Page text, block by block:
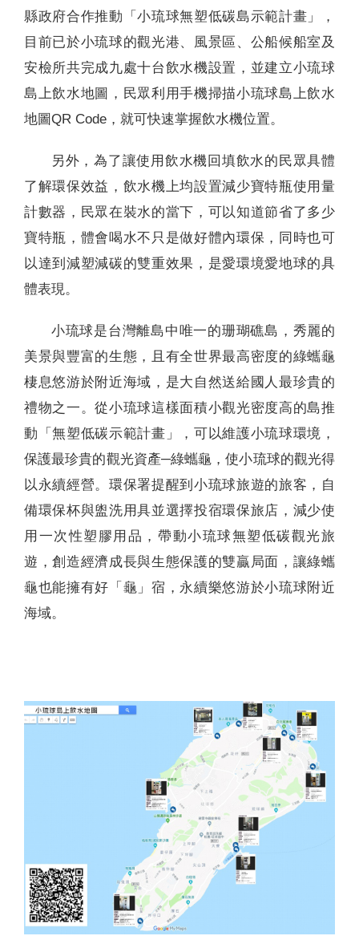
縣政府合作推動「小琉球無塑低碳島示範計畫」，
目前已於小琉球的觀光港、風景區、公船候船室及
安檢所共完成九處十台飲水機設置，並建立小琉球
島上飲水地圖，民眾利用手機掃描小琉球島上飲水
地圖QR Code，就可快速掌握飲水機位置。
另外，為了讓使用飲水機回填飲水的民眾具體
了解環保效益，飲水機上均設置減少寶特瓶使用量
計數器，民眾在裝水的當下，可以知道節省了多少
寶特瓶，體會喝水不只是做好體內環保，同時也可
以達到減塑減碳的雙重效果，是愛環境愛地球的具
體表現。
小琉球是台灣離島中唯一的珊瑚礁島，秀麗的
美景與豐富的生態，且有全世界最高密度的綠蠵龜
棲息悠游於附近海域，是大自然送給國人最珍貴的
禮物之一。從小琉球這樣面積小觀光密度高的島推
動「無塑低碳示範計畫」，可以維護小琉球環境，
保護最珍貴的觀光資產─綠蠵龜，使小琉球的觀光得
以永續經營。環保署提醒到小琉球旅遊的旅客，自
備環保杯與盥洗用具並選擇投宿環保旅店，減少使
用一次性塑膠用品，帶動小琉球無塑低碳觀光旅
遊，創造經濟成長與生態保護的雙贏局面，讓綠蠵
龜也能擁有好「龜」宿，永續樂悠游於小琉球附近
海域。